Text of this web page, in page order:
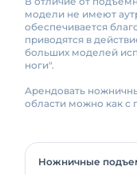
модели не имеют
обеспечивается
приводятся в
больших моделей
ноги".
Арендовать
области можно как с
Ножничные